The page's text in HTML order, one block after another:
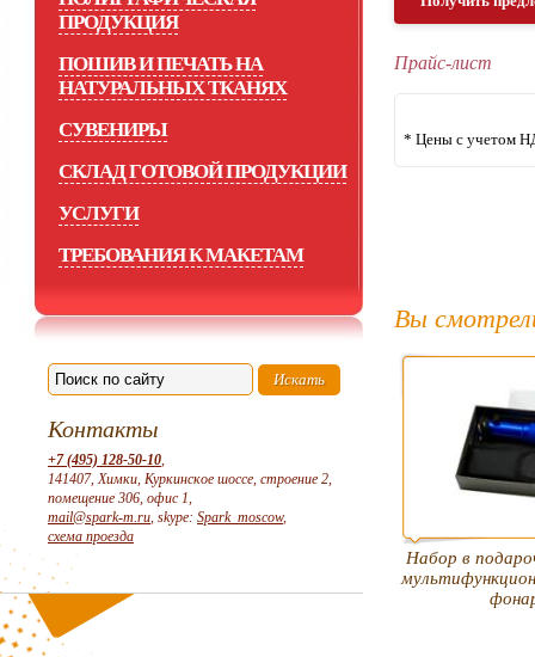
ПРОДУКЦИЯ
ПОШИВ И ПЕЧАТЬ НА
НАТУРАЛЬНЫХ ТКАНЯХ
СУВЕНИРЫ
СКЛАД ГОТОВОЙ ПРОДУКЦИИ
УСЛУГИ
ТРЕБОВАНИЯ К МАКЕТАМ
Контакты
+7 (495) 128-50-10,
141407, Химки, Куркинское шоссе, строение 2,
помещение 306, офис 1,
mail@spark-m.ru, skype: Spark_moscow,
схема проезда
Прайс-лист
* Цены с учетом
Вы
Набор в